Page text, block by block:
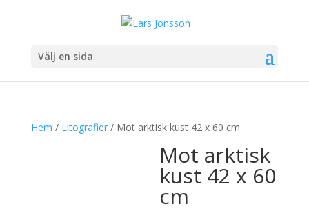
Välj en sida
Hem / Litografier/ Mot arktisk kust 42 x 60 cm
Mot arktisk
kust 42 x 60
cm